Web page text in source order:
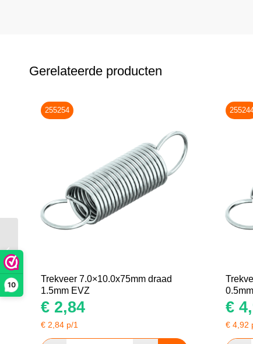
10
Gerelateerde producten
255254
Trekveer 7.0×10.0x75mm draad
1.5mm EVZ
€ 2,84
€ 2,84 p/1
€
€4,92
12.5×17.0x100mm